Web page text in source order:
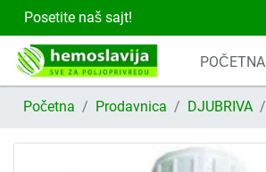
Posetite naš sajt!
POČETNA
Početna Prodavnica DJUBRIVA